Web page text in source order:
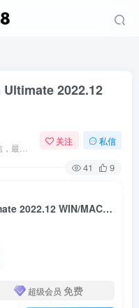
2022.12
关注 私信
41 9
专业打谱软件 Avid Sibelius Ultimate 2022.12 WIN/MAC 无限试用版
超级会员 免费